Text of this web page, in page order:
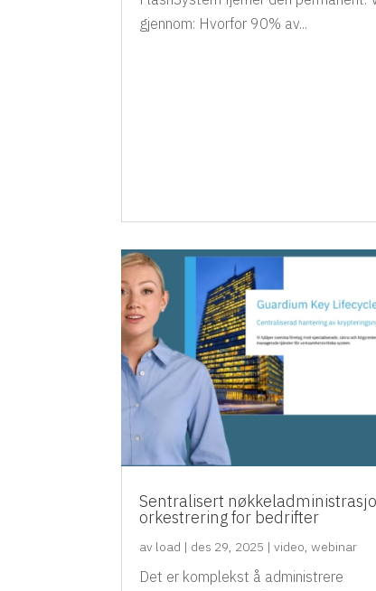
gjennom: Hvorfor 90% av...
Sentralisert
orkestrering for bedrifter
av load | des 29, 2025 |video,webinar
Det er komplekst å administrere